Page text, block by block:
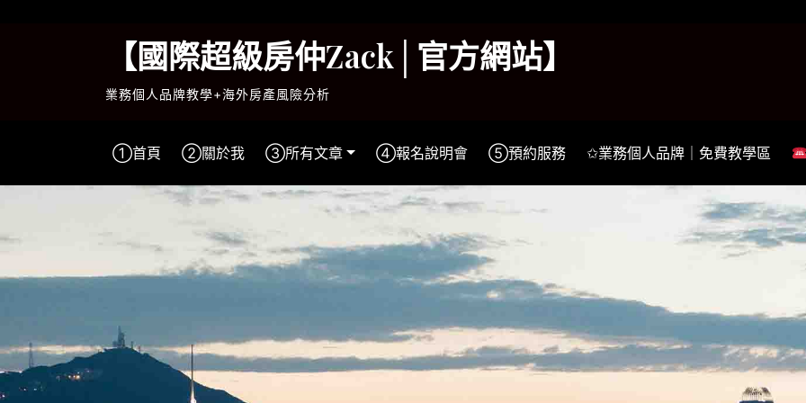
【國際超級房仲Zack│官方網站】
業務個人品牌教學+海外房產風險分析
①首頁 ②關於我 ③所有文章 ④報名說明會 ⑤預約服務 ✩業務個人品牌｜免費教學區